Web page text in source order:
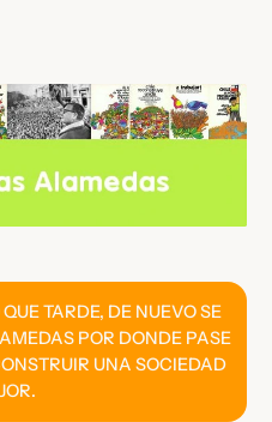
TARDE, DE NUEVO SE
POR DONDE PASE
UNA SOCIEDAD